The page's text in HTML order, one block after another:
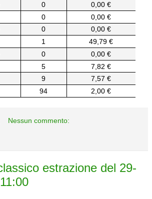
0
0,00 €
0
0,00 €
0
0,00 €
1
49,79 €
0
0,00 €
5
7,82 €
9
7,57 €
94 2,00 €
Nessun commento:
estrazione del 29-